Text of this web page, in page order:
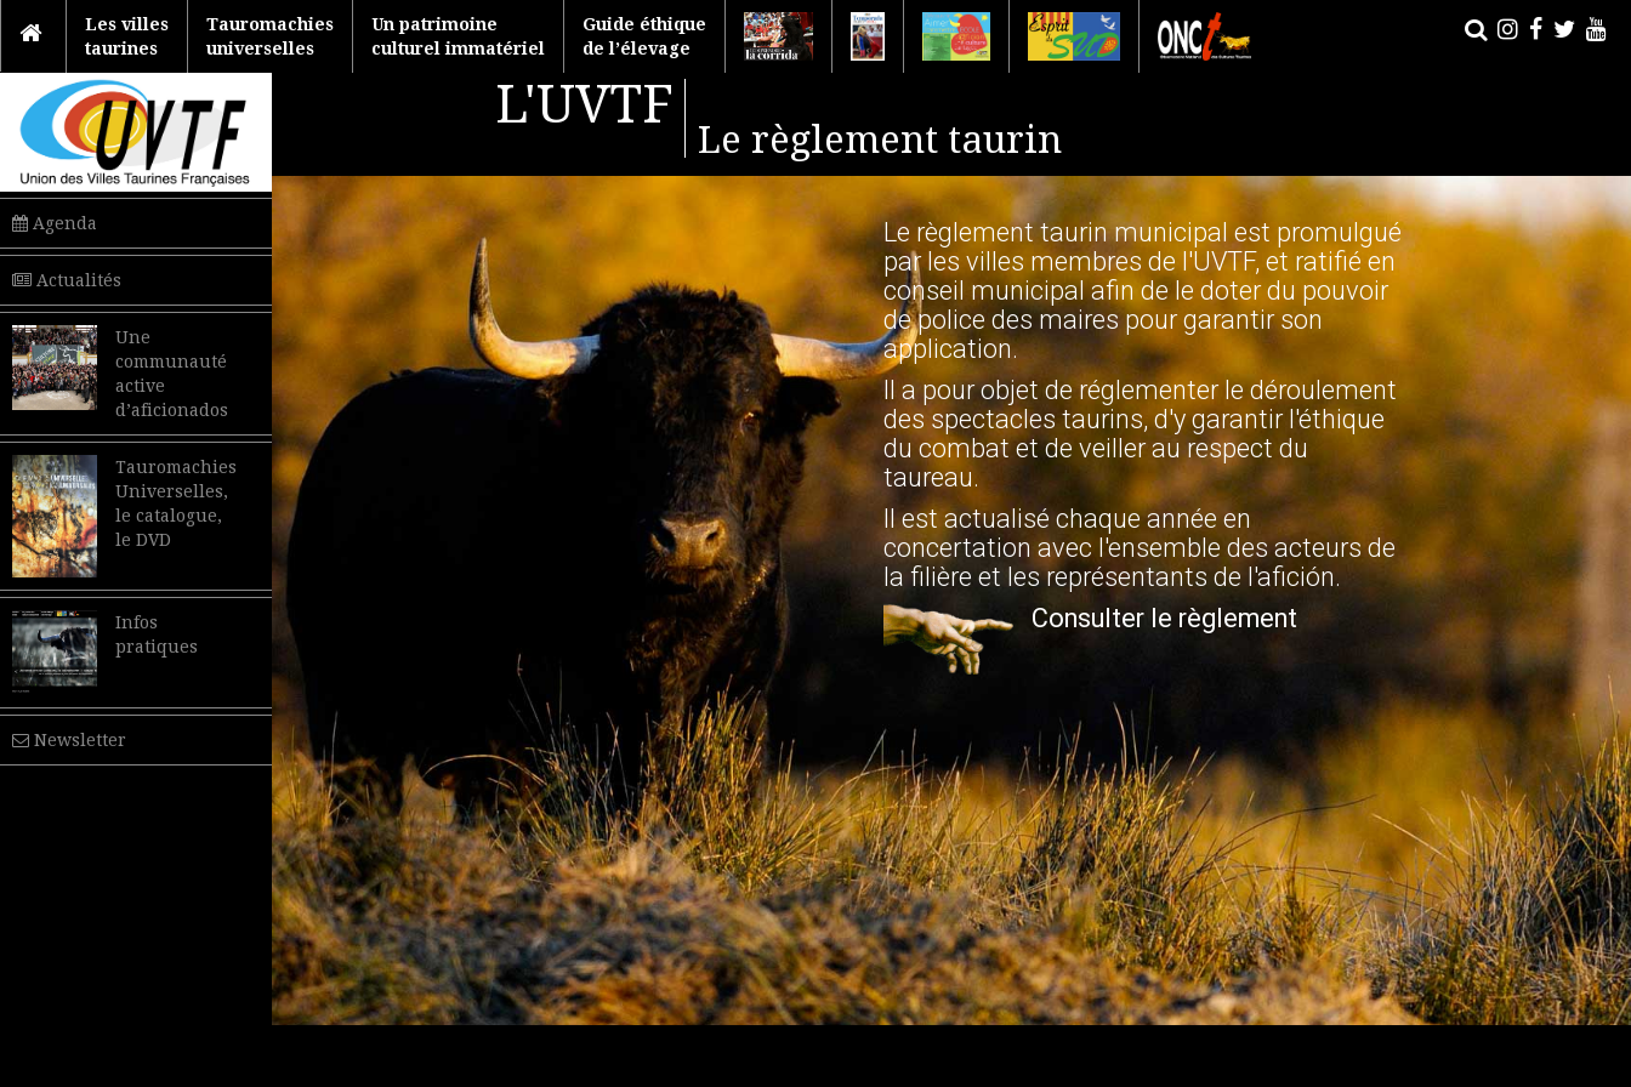
Les villes
taurines
Tauromachies
universelles
Un patrimoine
culturel immatériel
Guide éthique
de l’élevage
Agenda
Actualités
Une
communauté
active
d’aficionados
Tauromachies
Universelles,
le catalogue,
le DVD
Infos
pratiques
Newsletter
L'UVTF
Le règlement taurin
Le règlement taurin municipal est promulgué
par les villes membres de l'UVTF, et ratifié en
conseil municipal afin de le doter du pouvoir
de police des maires pour garantir son
application.
Il a pour objet de réglementer le déroulement
des spectacles taurins, d'y garantir l'éthique
du combat et de veiller au respect du
taureau.
Il est actualisé chaque année en
concertation avec l'ensemble des acteurs de
la filière et les représentants de l'afición.
Consulter le règlement